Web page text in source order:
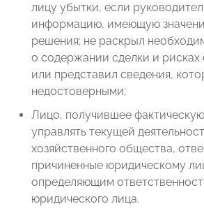
лицу убытки, если
информацию, имеющую
решения; не раскрыл
о содержании сделки и рисках
или представил сведения,
недостоверными;
Лицо, получившее
управлять текущей
хозяйственного общества,
причиненные юридическому
определяющим
юридического лица.